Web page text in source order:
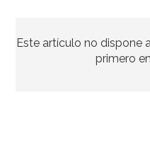
Este artículo no dispone
primero